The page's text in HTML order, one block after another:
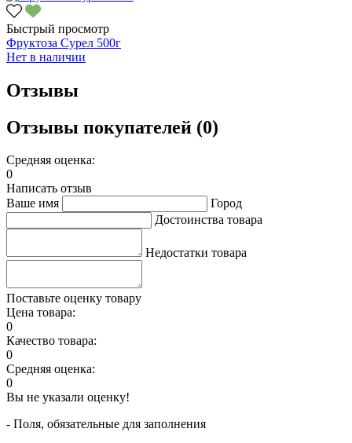
Быстрый просмотр
Фруктоза Сурел 500г
Нет в наличии
Отзывы
Отзывы покупателей (0)
Средняя оценка:
0
Написать отзыв
Ваше имя
Город
Достоинства товара
Недостатки товара
Поставьте оценку товару
Цена товара:
0
Качество товара:
0
Средняя оценка:
0
Вы не указали оценку!
- Поля, обязательные для заполнения